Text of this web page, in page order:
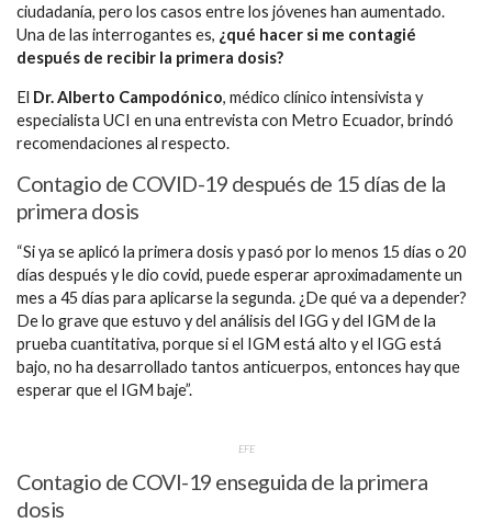
ciudadanía, pero los casos entre los jóvenes han aumentado.
Una de las interrogantes es, ¿qué hacer si me contagié
después de recibir la primera dosis?
El Dr. Alberto Campodónico, médico clínico intensivista y
especialista UCI en una entrevista con Metro Ecuador, brindó
recomendaciones al respecto.
Contagio de COVID-19 después de 15 días de la
primera dosis
“Si ya se aplicó la primera dosis y pasó por lo menos 15 días o 20
días después y le dio covid, puede esperar aproximadamente un
mes a 45 días para aplicarse la segunda. ¿De qué va a depender?
De lo grave que estuvo y del análisis del IGG y del IGM de la
prueba cuantitativa, porque si el IGM está alto y el IGG está
bajo, no ha desarrollado tantos anticuerpos, entonces hay que
esperar que el IGM baje”.
EFE
Contagio de COVI-19 enseguida de la primera
dosis